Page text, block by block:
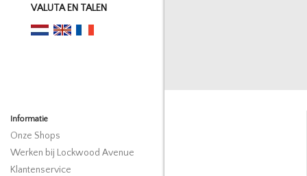
VALUTA EN TALEN
Informatie
Onze Shops
Werken bij Lockwood Avenue
Klantenservice